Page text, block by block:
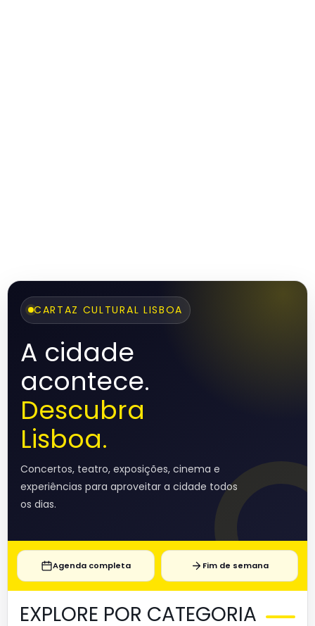
CARTAZ CULTURAL LISBOA
A cidade
acontece.
Descubra
Lisboa.
Concertos, teatro, exposições, cinema e
experiências para aproveitar a cidade todos
os dias.
Agenda completa Fim de semana
EXPLORE POR CATEGORIA